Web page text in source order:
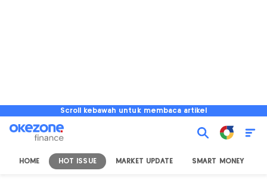
Scroll kebawah untuk membaca artikel
HOME HOT ISSUE MARKET UPDATE SMART MONEY